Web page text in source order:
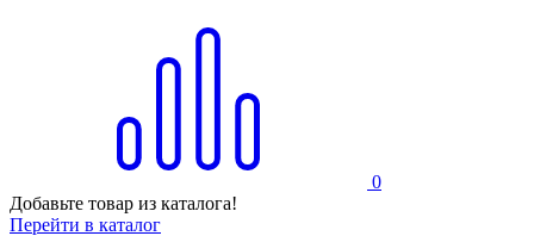
0
Добавьте товар из каталога!
Перейти в каталог